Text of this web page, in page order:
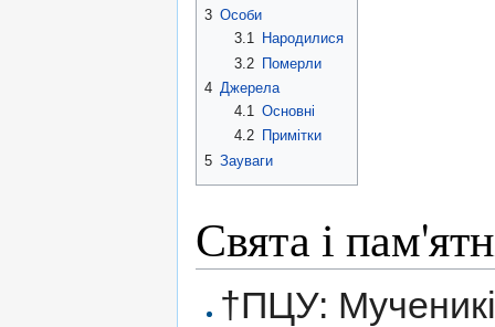
3 Особи
3.1
Народилися
3.2 Померли
4 Джерела
4.1
Основні
4.2
Примітки
5 Зауваги
Свята і
†ПЦУ: